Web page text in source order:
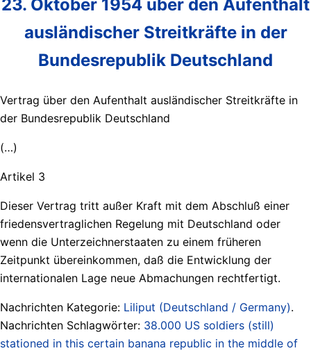
23. Oktober 1954 über den Aufenthalt
ausländischer Streitkräfte in der
Bundesrepublik Deutschland
Vertrag über den Aufenthalt ausländischer Streitkräfte in
der Bundesrepublik Deutschland
(…)
Artikel 3
Dieser Vertrag tritt außer Kraft mit dem Abschluß einer
friedensvertraglichen Regelung mit Deutschland oder
wenn die Unterzeichnerstaaten zu einem früheren
Zeitpunkt übereinkommen, daß die Entwicklung der
internationalen Lage neue Abmachungen rechtfertigt.
Nachrichten Kategorie: Liliput (Deutschland / Germany).
Nachrichten Schlagwörter: 38.000 US soldiers (still)
stationed in this certain banana republic in the middle of